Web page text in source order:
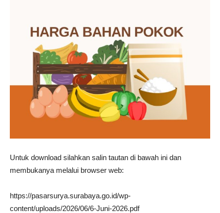
Untuk download silahkan salin tautan di bawah ini dan
membukanya melalui browser web:
https://pasarsurya.surabaya.go.id/wp-
content/uploads/2026/06/6-Juni-2026.pdf